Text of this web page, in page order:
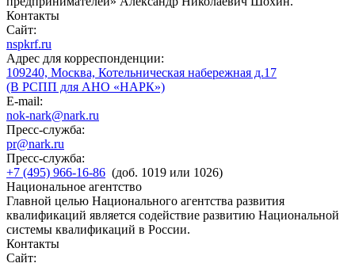
Контакты
Сайт:
nspkrf.ru
Адрес для корреспонденции:
109240, Москва, Котельническая набережная д.17
(В РСПП для АНО «НАРК»)
E-mail:
nok-nark@nark.ru
Пресс-служба:
pr@nark.ru
Пресс-служба:
+7 (495) 966-16-86 (доб. 1019 или 1026)
Национальное агентство
Главной целью Национального агентства развития
квалификаций является содействие развитию Национальной
системы квалификаций в России.
Контакты
Сайт: